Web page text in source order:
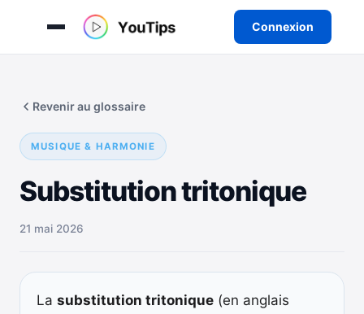
Connexion
contenu
MUSIQUE & HARMONIE
Substitution tritonique
Revenir au glossaire
21 mai 2026
La substitution tritonique (en anglais